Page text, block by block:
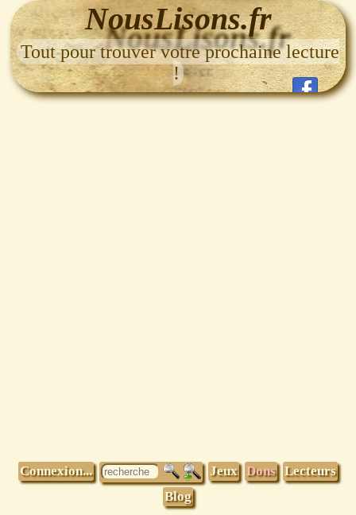
NousLisons.fr
Tout pour trouver votre prochaine lecture
!
Connexion... Jeux Dons Lecteurs
Blog